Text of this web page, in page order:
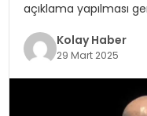
açıklama yapılması
Kolay Haber
29 Mart 2025